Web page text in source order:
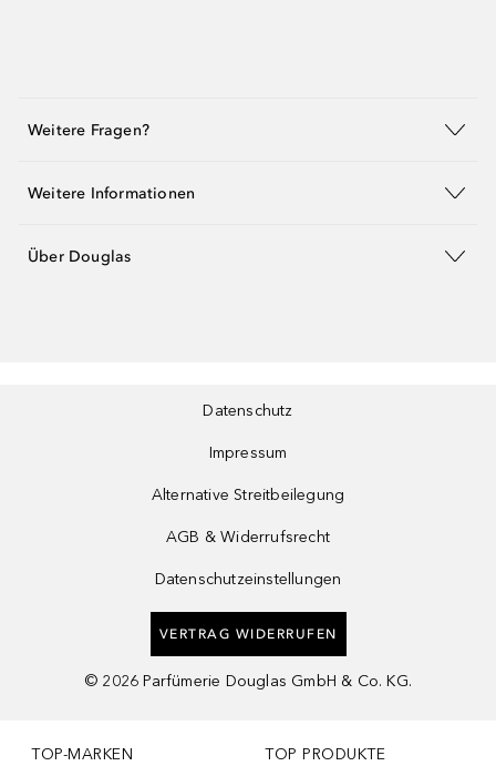
Weitere Fragen?
Weitere Informationen
Über Douglas
Datenschutz
Impressum
Alternative Streitbeilegung
AGB & Widerrufsrecht
Datenschutzeinstellungen
VERTRAG WIDERRUFEN
© 2026 Parfümerie Douglas GmbH & Co. KG.
TOP-MARKEN TOP PRODUKTE